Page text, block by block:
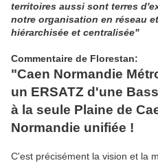
territoires aussi sont terres
notre organisation en réseau
hiérarchisée et centralisée"
Commentaire de Florestan:
"Caen Normandie
un ERSATZ d'une
à la seule Plaine de
Normandie unifiée !
C'est précisément la vision et la